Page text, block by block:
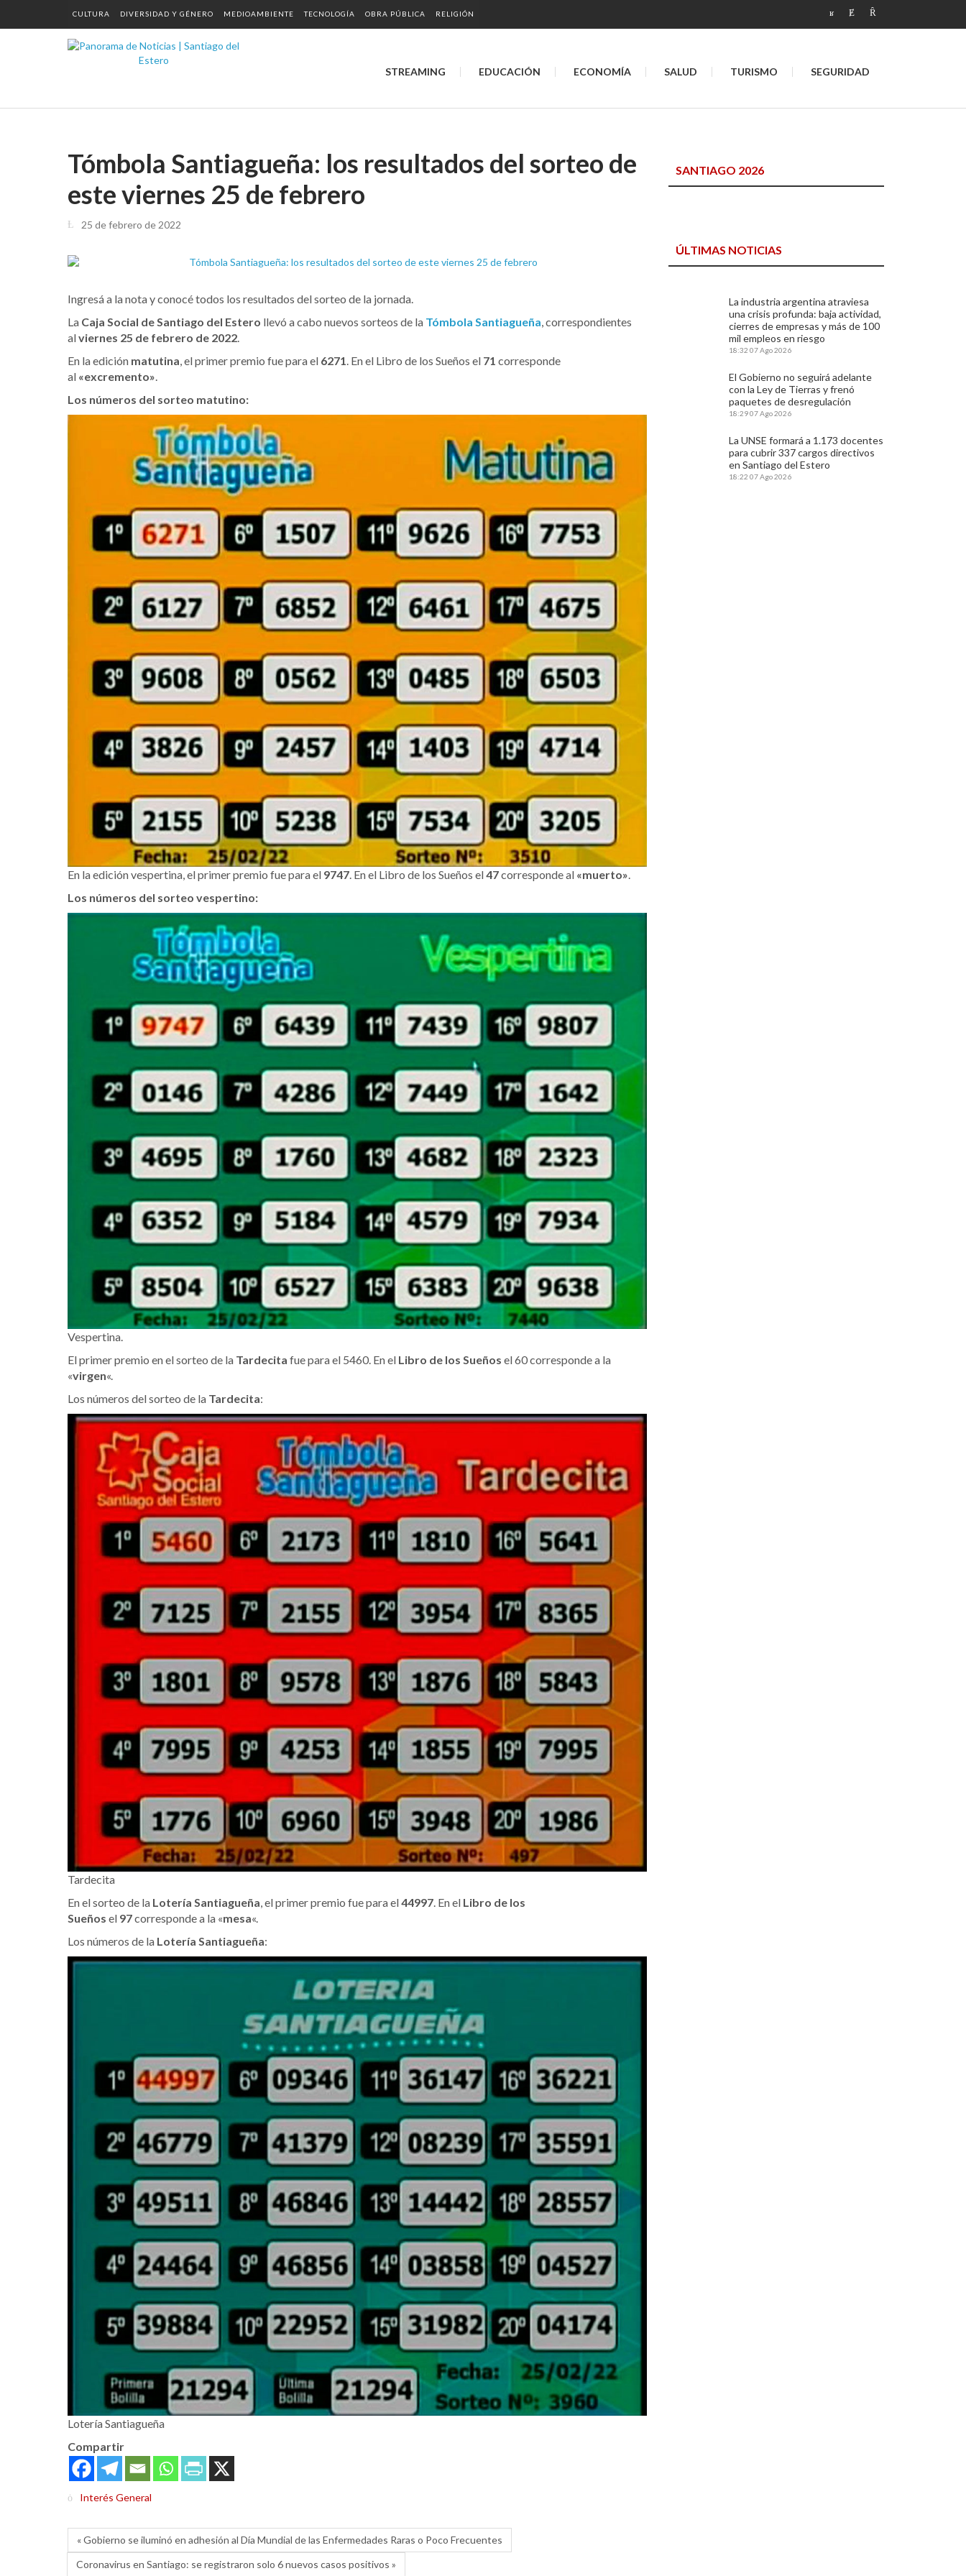
CULTURA DIVERSIDAD Y GÉNERO MEDIOAMBIENTE TECNOLOGÍA OBRA PÚBLICA RELIGIÓN
STREAMING EDUCACIÓN ECONOMÍA SALUD TURISMO SEGURIDAD
Tómbola Santiagueña: los resultados del sorteo de
este viernes 25 de febrero
25 de febrero de 2022
Ingresá a la nota y conocé todos los resultados del sorteo de la jornada.
La Caja Social de Santiago del Estero llevó a cabo nuevos sorteos de la Tómbola Santiagueña, correspondientes
alviernes 25 de febrero de 2022.
En la edición matutina, el primer premio fue para el 6271. En el Libro de los Sueños el 71 corresponde
al «excremento».
Los números del sorteo matutino:
En la edición vespertina, el primer premio fue para el 9747. En el Libro de los Sueños el47corresponde al «muerto».
Los números del sorteo vespertino:
Vespertina.
El primer premio en el sorteo de la Tardecita fue para el 5460. En el Libro de los Sueños el 60 corresponde a la
«virgen«.
Los números del sorteo de la Tardecita:
Tardecita
En el sorteo de la Lotería Santiagueña , el primer premio fue para el44997 . En el Libro de los
Sueños el 97corresponde a la «mesa«.
Los números de la Lotería Santiagueña:
Lotería Santiagueña
Compartir
Interés General
« Gobierno se iluminó en adhesión al Día Mundial de las Enfermedades Raras o Poco Frecuentes
Coronavirus en Santiago: se registraron solo 6 nuevos casos positivos »
SANTIAGO 2026
ÚLTIMAS NOTICIAS
La industria argentina atraviesa
una crisis profunda: baja actividad,
cierres de empresas y más de 100
mil empleos en riesgo
18:32 07 Ago 2026
El Gobierno no seguirá adelante
con la Ley de Tierras y frenó
paquetes de desregulación
18:2907 Ago 2026
La UNSE formará a 1.173 docentes
para cubrir 337 cargos directivos
en Santiago del Estero
18:22 07 Ago 2026